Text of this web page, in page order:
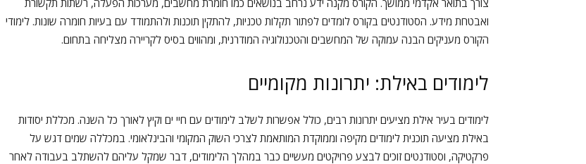
צורך בתואר אקדמי ממושך. הקורס מקנה ידע נרחב בנושאים כמו חומרת מחשבים, מערכות הפעלה, רשתות תקשורת
ואבטחת מידע. הסטודנטים בקורס לומדים לפתור תקלות טכניות, להתקין תוכנות ולהתמודד עם בעיות חומרה שונות. לימודי
הקורס מעניקים הבנה עמוקה של המחשבים והטכנולוגיה המודרנית, ומהווים בסיס לקריירה מצליחה בתחום.
לימודים באילת: יתרונות מקומיים
לימודים בעיר אילת מציעים יתרונות רבים, כולל אפשרות לשלב לימודים עם חיי ים וקיץ לאורך כל השנה. מכללת יסודות
באילת מציעה תוכנית לימודים מקיפה וממוקדת המותאמת לצרכי השוק המקומי והבינלאומי. במכללה שמים דגש על
פרקטיקה, וסטודנטים זוכים לבצע פרויקטים מעשיים כבר במהלך הלימודים, דבר שמקל עליהם להשתלב בעבודה לאחר